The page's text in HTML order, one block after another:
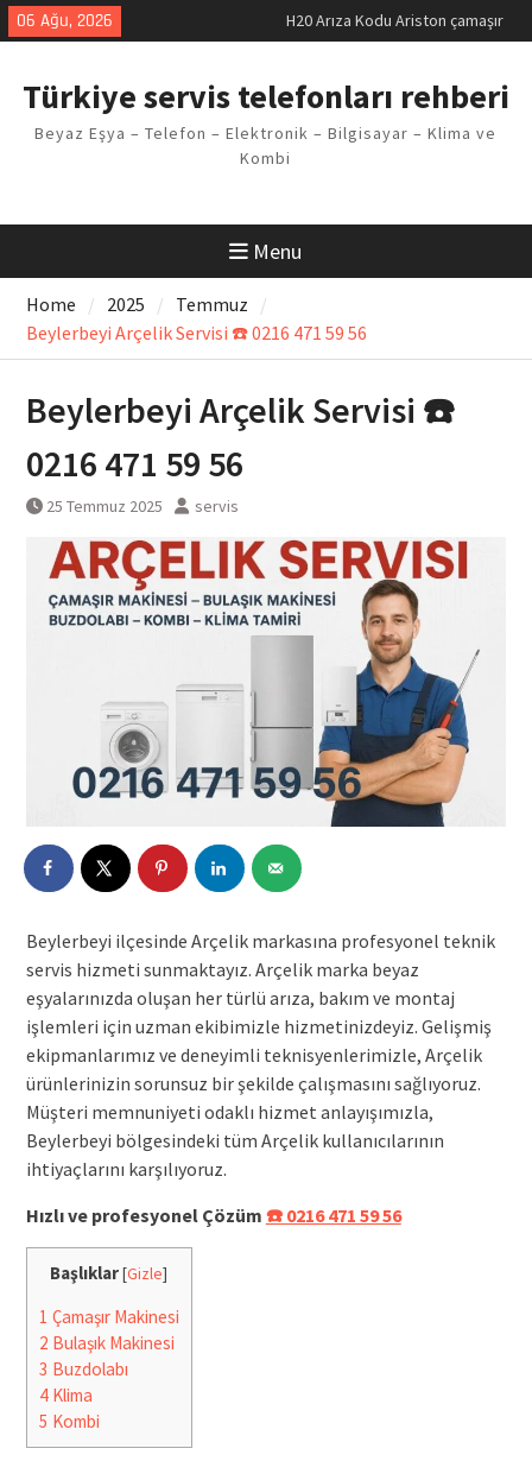
Skip
to
06 Ağu, 2026
LG kombi E2 Arızası Çözümü
Çözüm Yöntemleri
Vaillant çamaşır makinesi E03
Arıza Kodu
Ferroli klima E3 Arızası Çözümü
Türkiye servis telefonları rehberi
Beyaz Eşya – Telefon – Elektronik – Bilgisayar – Klima ve
Kombi
Menu
Home 2025
Temmuz
Beylerbeyi Arçelik Servisi ☎️ 0216 471 59 56
Beylerbeyi Arçelik Servisi ☎️
0216 471 59 56
25 Temmuz 2025 servis
Beylerbeyi ilçesinde Arçelik markasına profesyonel teknik
servis hizmeti sunmaktayız. Arçelik marka beyaz
eşyalarınızda oluşan her türlü arıza, bakım ve montaj
işlemleri için uzman ekibimizle hizmetinizdeyiz. Gelişmiş
ekipmanlarımız ve deneyimli teknisyenlerimizle, Arçelik
ürünlerinizin sorunsuz bir şekilde çalışmasını sağlıyoruz.
Müşteri memnuniyeti odaklı hizmet anlayışımızla,
Beylerbeyi bölgesindeki tüm Arçelik kullanıcılarının
ihtiyaçlarını karşılıyoruz.
Hızlı ve profesyonel Çözüm ☎️ 0216 471 59 56
Başlıklar[Gizle]
1 Çamaşır Makinesi
2 Bulaşık Makinesi
3 Buzdolabı
4Klima
5 Kombi